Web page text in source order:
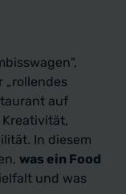
„rollendes
auf
Kreativität,
In diesem
was ein Food
und was